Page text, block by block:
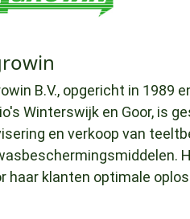
B.V., opgericht in 1989
Winterswijk en Goor, is
en verkoop van
haar klanten optimale